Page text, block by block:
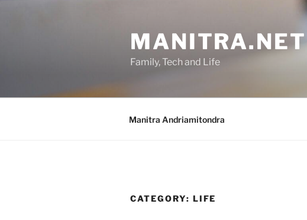
MANITRA.NET
Family, Tech and Life
Manitra Andriamitondra
CATEGORY: LIFE